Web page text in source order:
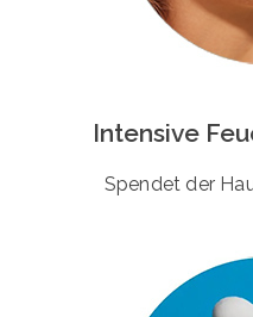
Intensive
Spendet der